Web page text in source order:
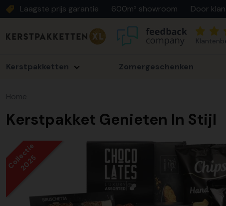
Laagste prijs garantie 600m² showroom Door
Kerstpakketten Zomergeschenken
Kerstpakket Genieten In Stijl
Collectie
2025